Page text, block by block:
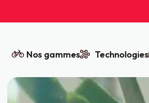
à
assistance
électrique
Starway
Aller
Nos gammes Technologies